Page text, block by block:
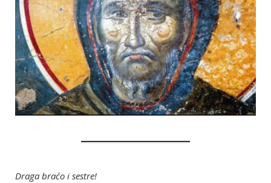
Draga braćo i sestre!